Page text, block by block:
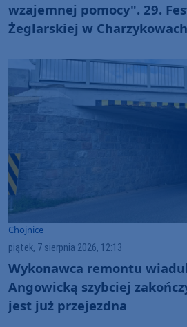
wzajemnej pomocy". 29.
Żeglarskiej w
(ROZMOWA)
Chojnice
piątek, 7 sierpnia 2026, 12:13
Wykonawca remontu
Angowicką szybciej
jest już przejezdna